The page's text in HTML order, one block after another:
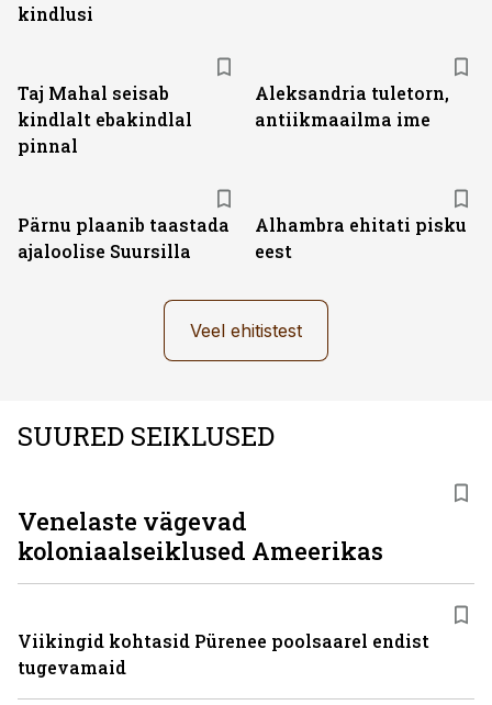
kindlusi
Taj Mahal seisab
kindlalt ebakindlal
pinnal
Aleksandria tuletorn,
antiikmaailma ime
Pärnu plaanib taastada
ajaloolise Suursilla
Alhambra ehitati pisku
eest
Veel ehitistest
SUURED SEIKLUSED
Venelaste vägevad
koloniaalseiklused Ameerikas
Viikingid kohtasid Pürenee poolsaarel endist
tugevamaid